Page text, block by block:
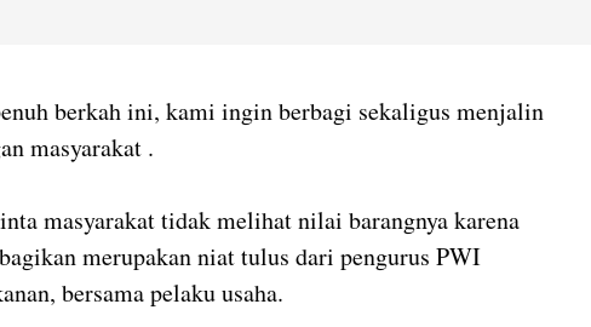
berkah ini, kami ingin berbagi sekaligus menjalin
masyarakat .
masyarakat tidak melihat nilai barangnya karena
merupakan niat tulus dari pengurus PWI
bersama pelaku usaha.